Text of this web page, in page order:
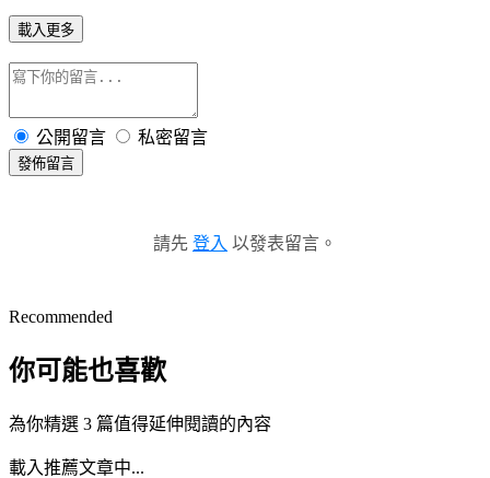
載入更多
公開留言 私密留言
發佈留言
請先 登入 以發表留言。
Recommended
你可能也喜歡
為你精選 3 篇值得延伸閱讀的內容
載入推薦文章中...